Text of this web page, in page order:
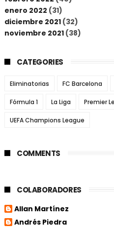
enero 2022 (31)
diciembre 2021(32)
noviembre 2021(38)
CATEGORIES
Eliminatorias FC Barcelona
Fórmula 1 La Liga Premier
UEFA Champions League
COMMENTS
COLABORADORES
Allan Martínez
Andrés Piedra